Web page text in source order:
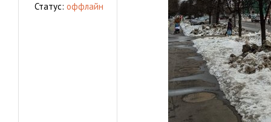
Статус: оффлайн